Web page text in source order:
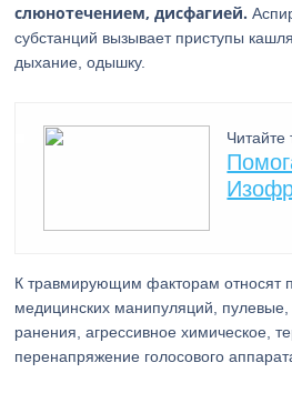
слюнотечением, дисфагией.
субстанций вызывает приступы
дыхание, одышку.
Читайте
К травмирующим факторам относят
медицинских манипуляций,
ранения, агрессивное химическое,
перенапряжение голосового